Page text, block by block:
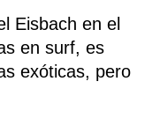
Eisbach en el
en surf, es
exóticas, pero